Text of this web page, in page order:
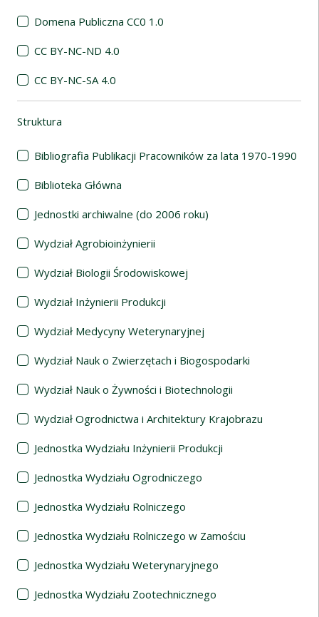
Domena Publiczna CC0 1.0
CC BY-NC-ND 4.0
CC BY-NC-SA 4.0
Struktura
Bibliografia Publikacji Pracowników za lata 1970-1990
Biblioteka Główna
Jednostki archiwalne (do 2006 roku)
Wydział Agrobioinżynierii
Wydział Biologii Środowiskowej
Wydział Inżynierii Produkcji
Wydział Medycyny Weterynaryjnej
Wydział Nauk o Zwierzętach i Biogospodarki
Wydział Nauk o Żywności i Biotechnologii
Wydział Ogrodnictwa i Architektury Krajobrazu
Jednostka Wydziału Inżynierii Produkcji
Jednostka Wydziału Ogrodniczego
Jednostka Wydziału Rolniczego
Jednostka Wydziału Rolniczego w Zamościu
Jednostka Wydziału Weterynaryjnego
Jednostka Wydziału Zootechnicznego